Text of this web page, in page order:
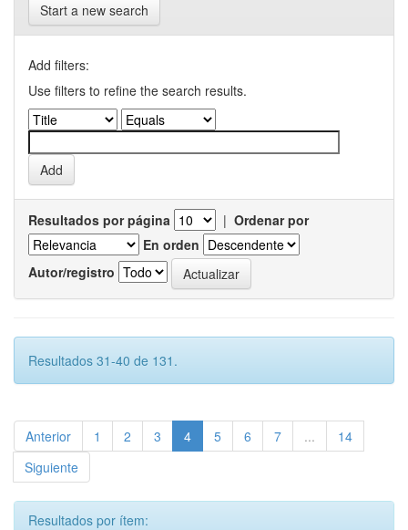
Start a new search
Add filters:
Use filters to refine the search results.
Resultados por página | Ordenar por
En orden
Autor/registro
Resultados 31-40 de 131.
Anterior 1 2 3 4 5 6 7 ...
14
Siguiente
Resultados por ítem: